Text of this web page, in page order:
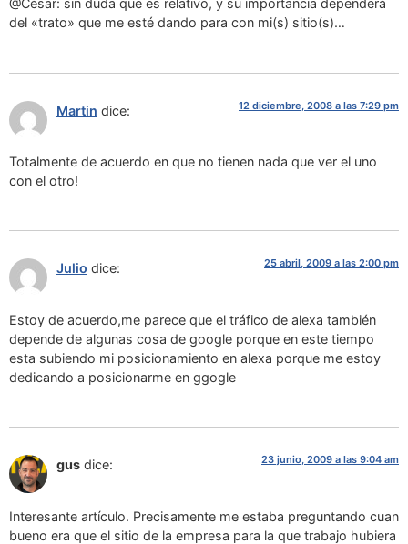
@César: sin duda que es relativo, y su importancia dependerá
del «trato» que me esté dando para con mi(s) sitio(s)…
Martin dice: 12 diciembre, 2008 a las 7:29 pm
Totalmente de acuerdo en que no tienen nada que ver el uno
con el otro!
Julio dice: 25 abril, 2009 a las 2:00 pm
Estoy de acuerdo,me parece que el tráfico de alexa también
depende de algunas cosa de google porque en este tiempo
esta subiendo mi posicionamiento en alexa porque me estoy
dedicando a posicionarme en ggogle
gus dice: 23 junio, 2009 a las 9:04 am
Interesante artículo. Precisamente me estaba preguntando cuan
bueno era que el sitio de la empresa para la que trabajo hubiera